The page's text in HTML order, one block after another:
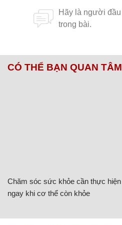
CÓ THỂ BẠN QUAN TÂM
Chăm sóc sức khỏe cần thực hiện
ngay khi cơ thể còn khỏe